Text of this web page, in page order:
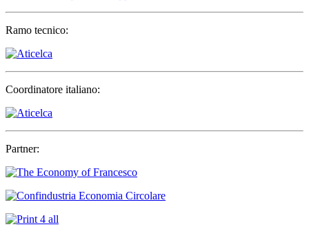
Ramo tecnico:
Coordinatore italiano:
Partner: